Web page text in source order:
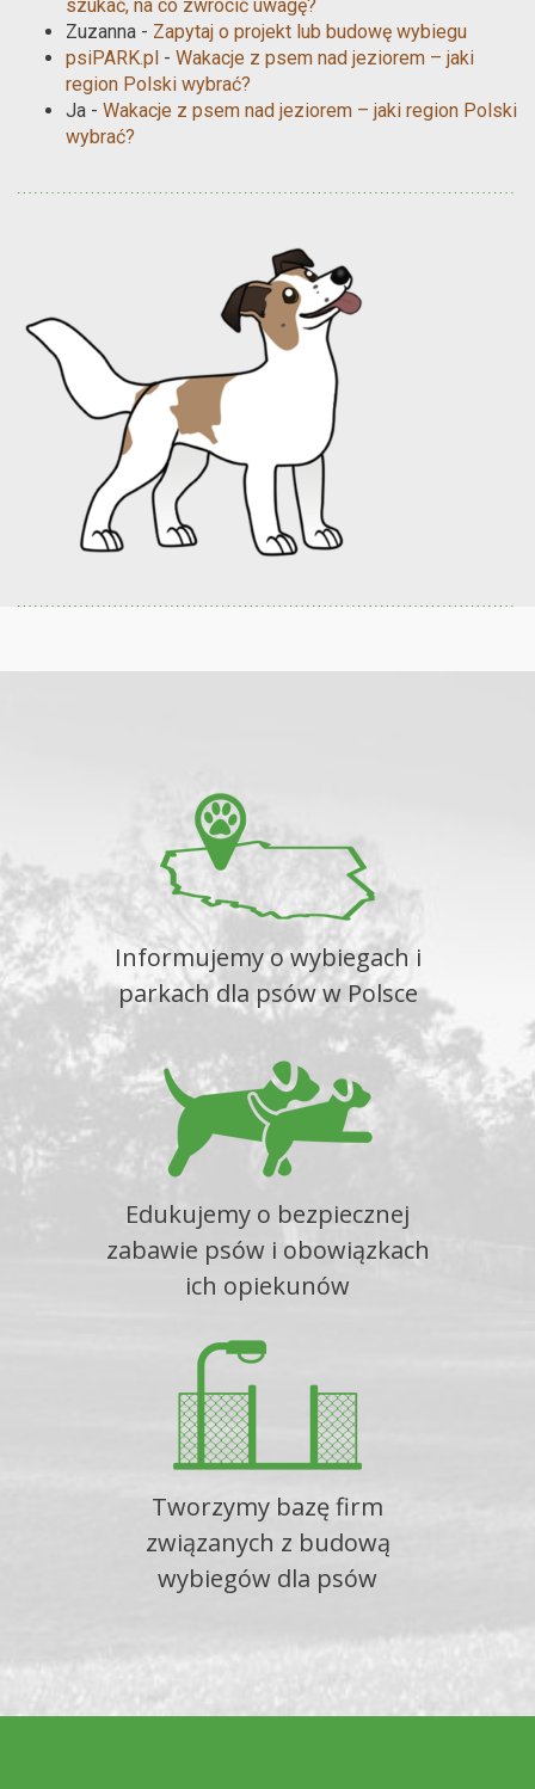
szukać, na co zwrócić uwagę?
Zuzanna - Zapytaj o projekt lub budowę wybiegu
psiPARK.pl - Wakacje z psem nad jeziorem – jaki
region Polski wybrać?
Ja - Wakacje z psem nad jeziorem – jaki region Polski
wybrać?
Informujemy o wybiegach i
parkach dla psów w Polsce
Edukujemy o bezpiecznej
zabawie psów i obowiązkach
ich opiekunów
Tworzymy bazę firm
związanych z budową
wybiegów dla psów